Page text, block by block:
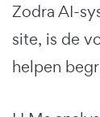
Zodra AI-
site, is de
helpen